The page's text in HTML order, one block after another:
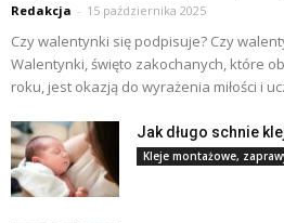
Redakcja - 15 października 2025
Czy walentynki się podpisuje? Czy
Walentynki, święto zakochanych, które
roku, jest okazją do wyrażenia miłości i
Jak długo schnie
Kleje montażowe,